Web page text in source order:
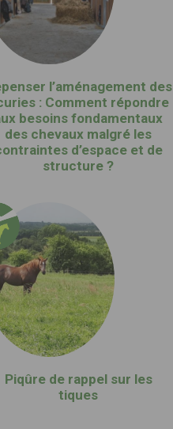
l’aménagement des
: Comment répondre
besoins fondamentaux
des chevaux malgré les
d’espace et de
structure ?
Piqûre de rappel sur les
tiques